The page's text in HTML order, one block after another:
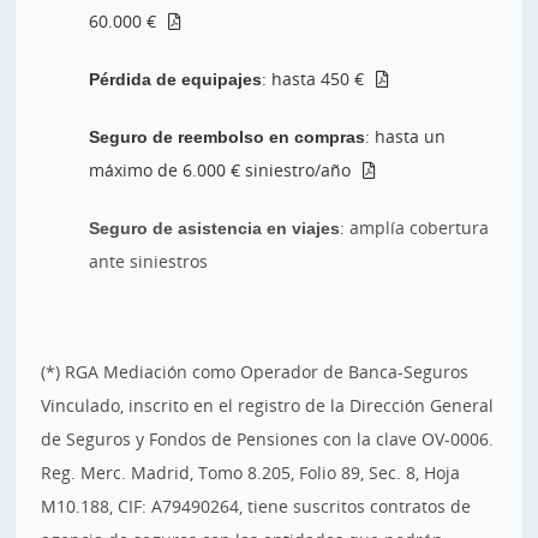
60.000 €
Pérdida de equipajes: hasta 450 €
Seguro de reembolso en compras: hasta un
máximo de 6.000 € siniestro/año
Seguro de asistencia en viajes: amplía cobertura
ante siniestros
(*) RGA Mediación como Operador de Banca-Seguros
Vinculado, inscrito en el registro de la Dirección General
de Seguros y Fondos de Pensiones con la clave OV-0006.
Reg. Merc. Madrid, Tomo 8.205, Folio 89, Sec. 8, Hoja
M10.188, CIF: A79490264, tiene suscritos contratos de